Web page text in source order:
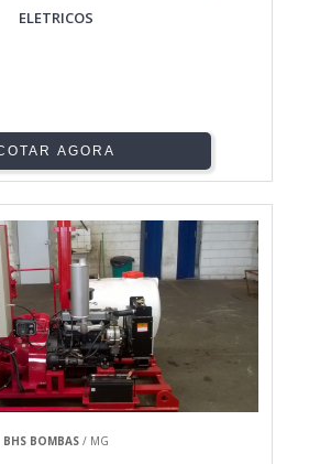
ELETRICOS
AGORA
BHS BOMBAS/ MG